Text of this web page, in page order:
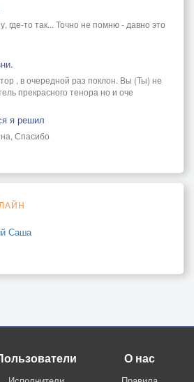
где-то так... Точно не помню - давно это
, в очередной раз поклон. Вы (Ты) не
прекрасного тенора но и оче
я решил
Спасибо
Саша
О нас